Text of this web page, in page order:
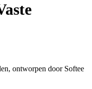
ontworpen door Softee